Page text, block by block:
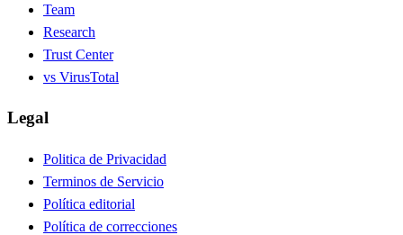
Team
Research
Trust Center
vs VirusTotal
Legal
Politica de Privacidad
Terminos de Servicio
Política editorial
Política de correcciones